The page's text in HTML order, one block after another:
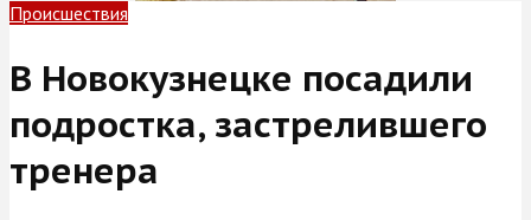
Происшествия
В Новокузнецке посадили
подростка, застрелившего
тренера